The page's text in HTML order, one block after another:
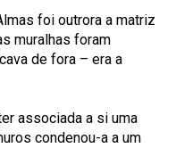
foi outrora a matriz
muralhas foram
de fora – era a
associada a si uma
condenou-a a um